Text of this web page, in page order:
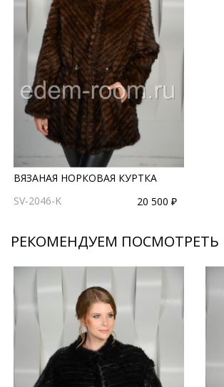
ВЯЗАНАЯ НОРКОВАЯ КУРТКА
SV-2046-K
20 500 ₽
РЕКОМЕНДУЕМ ПОСМОТРЕТЬ